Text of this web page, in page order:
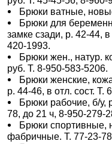
Брюки ватные,
Брюки для
замке сзади, р. 42-44,
420-1993.
Брюки жен., натур.
руб. Т. 8-950-583-5206.
Брюки женские,
р. 44-46, в отл. сост. Т.
Брюки рабочие, б/у,
78, до 21 ч, 8-950-279-
Брюки спортивные,
фабричные. Т. 77-23-